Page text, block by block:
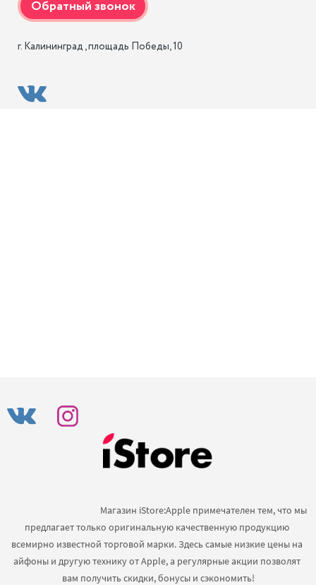
г. Калининград , площадь Победы, 10
предлагает только оригинальную качественную продукцию
всемирно известной торговой марки. Здесь самые низкие цены на
айфоны и другую технику от Apple, а регулярные акции позволят
вам получить скидки, бонусы и сэкономить!